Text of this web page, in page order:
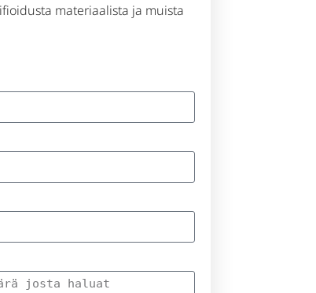
materiaalista ja muista